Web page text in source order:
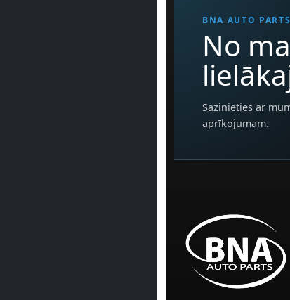
BNA AUTO PARTS
No
Sazinieties ar
aprīkojumam.